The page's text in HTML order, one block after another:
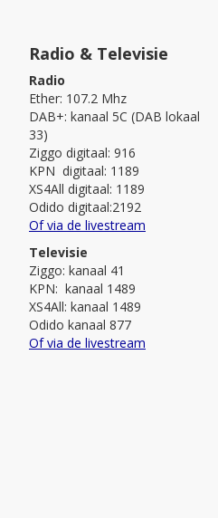
Radio & Televisie
Radio
Ether: 107.2 Mhz
DAB+: kanaal 5C (DAB lokaal
33)
Ziggo digitaal: 916
KPN digitaal: 1189
XS4All digitaal: 1189
Odido digitaal:2192
Of via de livestream
Televisie
Ziggo: kanaal 41
KPN: kanaal 1489
XS4All: kanaal 1489
Odido kanaal 877
Of via de livestream